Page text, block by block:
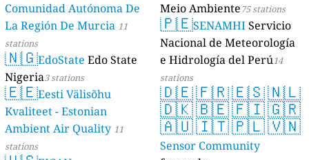
Comunidad Autónoma De
La Región De Murcia 11
stations
🇳🇬EdoState Edo State
Nigeria3 stations
🇪🇪Eesti Välisõhu
Kvaliteet - Estonian
Ambient Air Quality 11
stations
Meio Ambiente75 stations
🇵🇪SENAMHIServicio
Nacional de Meteorología
e Hidrología del Perú14
stations
🇩🇪🇫🇷🇪🇸🇳🇱
🇩🇰🇧🇪🇫🇮🇬🇷
🇦🇺🇮🇹🇵🇱🇻🇳
Sensor Community